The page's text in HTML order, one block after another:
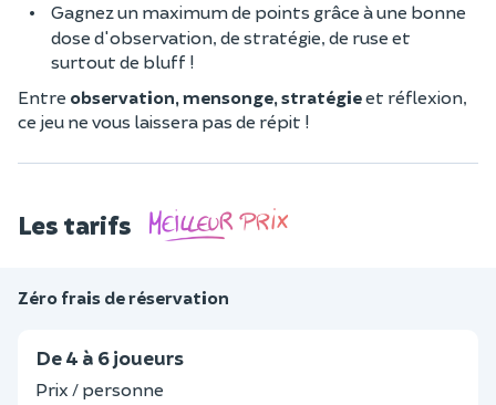
Gagnez un maximum de points grâce à une bonne
dose d'observation, de stratégie, de ruse et
surtout de bluff !
Entre observation, mensonge, stratégieet réflexion,
ce jeu ne vous laissera pas de répit !
Les tarifs
Zéro frais de réservation
De 4 à 6 joueurs
Prix / personne